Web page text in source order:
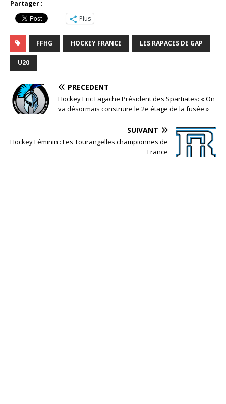
Partager :
Plus
FFHG HOCKEY FRANCE LES RAPACES DE GAP
U20
PRÉCÉDENT
Hockey Eric Lagache Président des Spartiates: « On
va désormais construire le 2e étage de la fusée »
SUIVANT
Hockey Féminin : Les Tourangelles championnes de
France